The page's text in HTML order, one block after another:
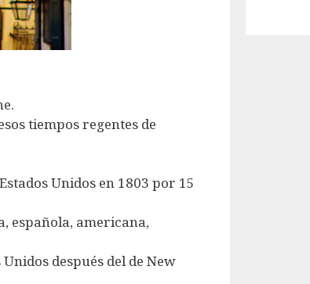
tiempos regentes de
Unidos en 1803 por 15
española, americana,
después del de New